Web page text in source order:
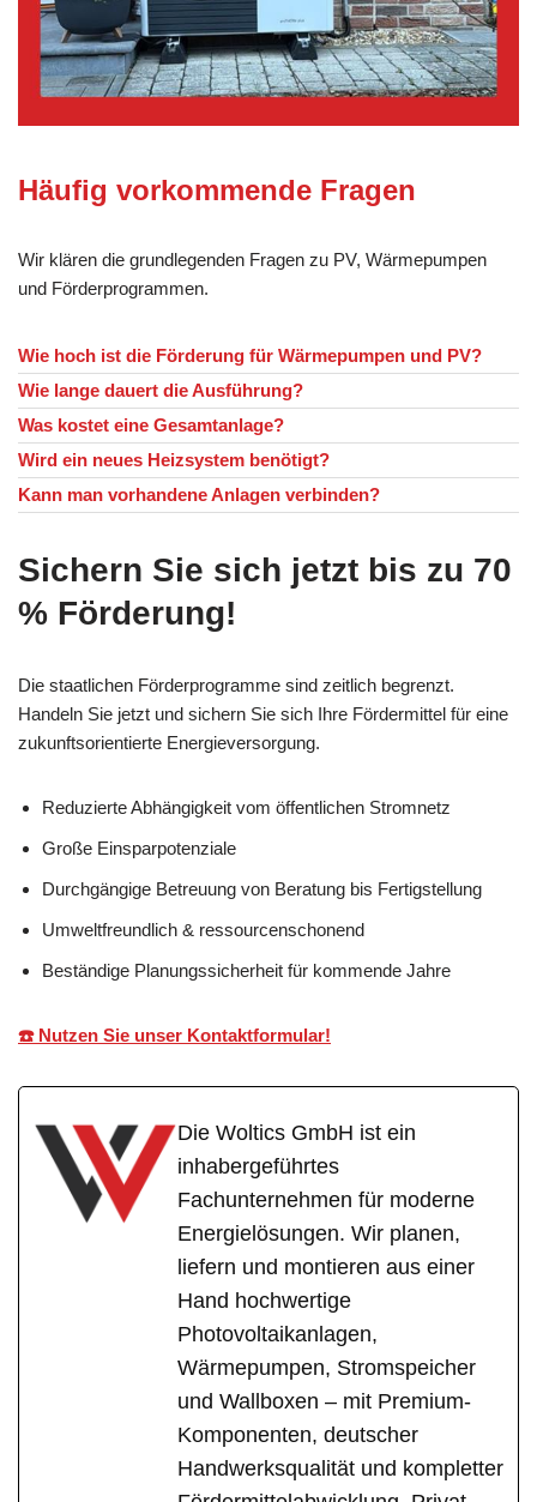
Häufig vorkommende Fragen
Wir klären die grundlegenden Fragen zu PV, Wärmepumpen
und Förderprogrammen.
Wie hoch ist die Förderung für Wärmepumpen und PV?
Wie lange dauert die Ausführung?
Was kostet eine Gesamtanlage?
Wird ein neues Heizsystem benötigt?
Kann man vorhandene Anlagen verbinden?
Sichern Sie sich jetzt bis zu 70
% Förderung!
Die staatlichen Förderprogramme sind zeitlich begrenzt.
Handeln Sie jetzt und sichern Sie sich Ihre Fördermittel für eine
zukunftsorientierte Energieversorgung.
Reduzierte Abhängigkeit vom öffentlichen Stromnetz
Große Einsparpotenziale
Durchgängige Betreuung von Beratung bis Fertigstellung
Umweltfreundlich & ressourcenschonend
Beständige Planungssicherheit für kommende Jahre
☎️ Nutzen Sie unser Kontaktformular!
Die Woltics GmbH ist ein
inhabergeführtes
Fachunternehmen für moderne
Energielösungen. Wir planen,
liefern und montieren aus einer
Hand hochwertige
Photovoltaikanlagen,
Wärmepumpen, Stromspeicher
und Wallboxen – mit Premium-
Komponenten, deutscher
Handwerksqualität und kompletter